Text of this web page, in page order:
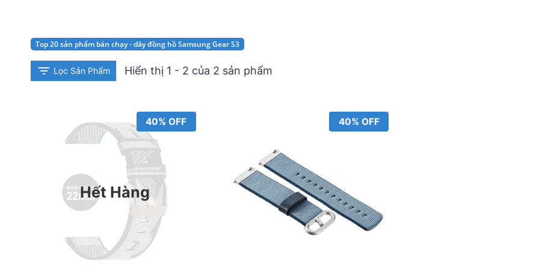
Top 20 sản phẩm bán chạy - dây đồng hồ Samsung Gear S3
Lọc Sản Phẩm Hiển thị 1 - 2 của 2 sản phẩm
Hết Hàng
40% OFF 40% OFF